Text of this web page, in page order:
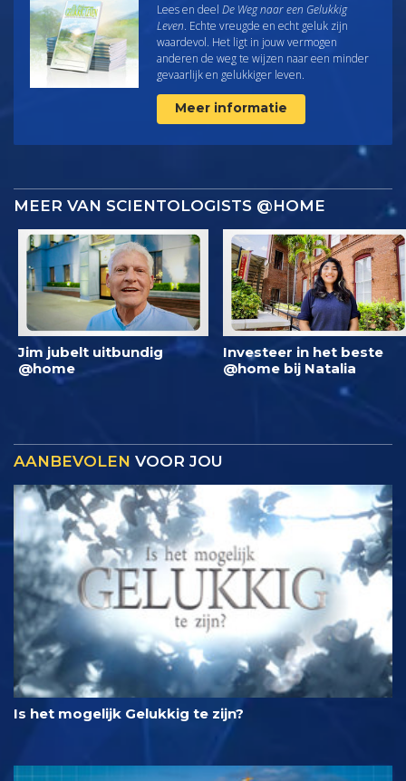
Lees en deel De Weg naar een Gelukkig
Leven. Echte vreugde en echt geluk zijn
waardevol. Het ligt in jouw vermogen
anderen de weg te wijzen naar een minder
gevaarlijk en gelukkiger leven.
Meer informatie
MEER VAN SCIENTOLOGISTS @HOME
Jim jubelt uitbundig
@home
Investeer in het beste
@home bij Natalia
AANBEVOLEN VOOR JOU
Is het mogelijk Gelukkig te zijn?